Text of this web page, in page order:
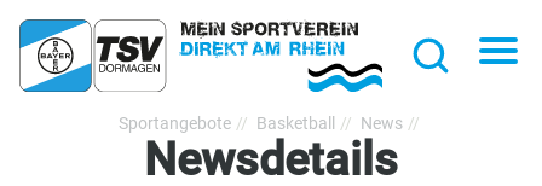
TSV
Bayer
Dormagen
Sportangebote Basketball News
Newsdetails